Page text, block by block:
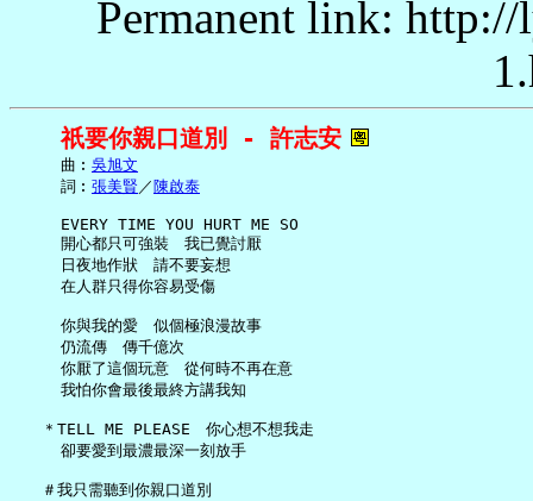
Permanent link:
祇要你親口道別 - 許志安
     曲︰
吳旭文
     詞︰
張美賢／ 陳啟泰
     EVERY TIME YOU HURT ME SO
     開心都只可強裝　我已覺討厭
     日夜地作狀　請不要妄想
     在人群只得你容易受傷
     你與我的愛　似個極浪漫故事
     仍流傳　傳千億次
     你厭了這個玩意　從何時不再在意
     我怕你會最後最終方講我知
   ＊TELL ME PLEASE　你心想不想我走
     卻要愛到最濃最深一刻放手
   ＃我只需聽到你親口道別